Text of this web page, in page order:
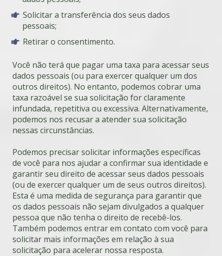
Solicitar a transferência dos seus dados
pessoais;
Retirar o consentimento.
Você não terá que pagar uma taxa para acessar seus
dados pessoais (ou para exercer qualquer um dos
outros direitos). No entanto, podemos cobrar uma
taxa razoável se sua solicitação for claramente
infundada, repetitiva ou excessiva. Alternativamente,
podemos nos recusar a atender sua solicitação
nessas circunstâncias.
Podemos precisar solicitar informações específicas
de você para nos ajudar a confirmar sua identidade e
garantir seu direito de acessar seus dados pessoais
(ou de exercer qualquer um de seus outros direitos).
Esta é uma medida de segurança para garantir que
os dados pessoais não sejam divulgados a qualquer
pessoa que não tenha o direito de recebê-los.
Também podemos entrar em contato com você para
solicitar mais informações em relação à sua
solicitação para acelerar nossa resposta.